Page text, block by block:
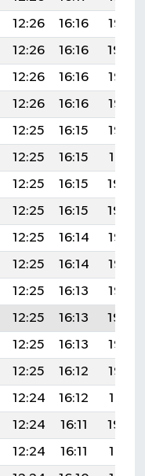
12:26 16:16
19:35
12:26 16:16
19:34
12:26 16:16
19:33
12:26 16:16
19:33
12:25 16:15
19:32
12:25 16:15
19:31
12:25 16:15
19:30
12:25 16:15
19:29
12:25 16:14
19:28
12:25 16:14
19:26
12:25 16:13
19:25
12:25 16:13
19:24
12:25 16:13
19:23
12:25 16:12
19:22
12:24 16:12
19:21
12:24 16:11
19:20
12:24 16:11
19:18